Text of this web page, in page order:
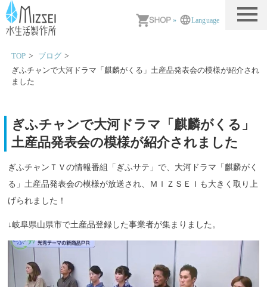
» Language
TOP
ブログ
ぎふチャンで大河ドラマ「麒麟がくる」土産品発表会の模様が紹介され
ました
ぎふチャンで大河ドラマ「麒麟がくる」
土産品発表会の模様が紹介されました
ぎふチャンＴＶの情報番組「ぎふサテ」で、大河ドラマ「麒麟がく
る」土産品発表会の模様が放送され、ＭＩＺＳＥＩも大きく取り上
げられました！
↓岐阜県山県市で土産品登録した事業者が集まりました。